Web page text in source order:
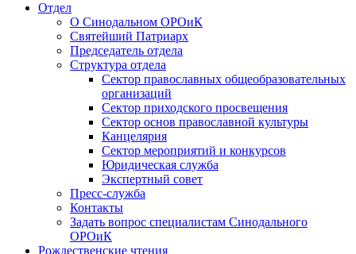
Отдел
О Синодальном ОРОиК
Святейший Патриарх
Председатель отдела
Структура отдела
Сектор православных общеобразовательных
организаций
Сектор приходского просвещения
Сектор основ православной культуры
Канцелярия
Сектор мероприятий и конкурсов
Юридическая служба
Экспертный совет
Пресс-служба
Контакты
Задать вопрос специалистам Синодального
ОРОиК
Рождественские чтения